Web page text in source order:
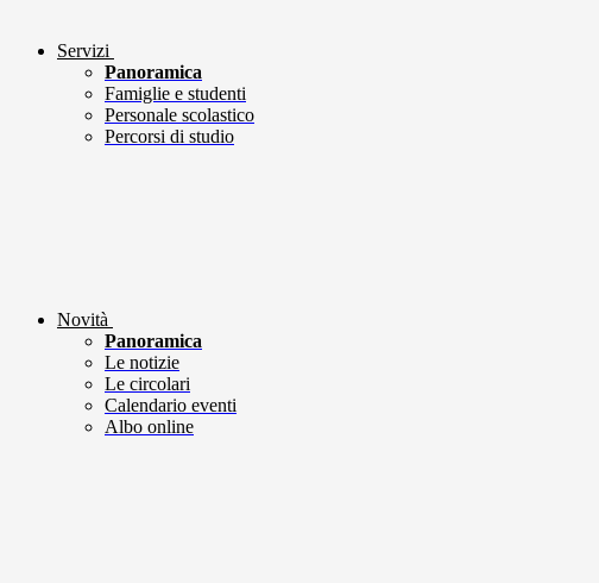
Servizi
Panoramica
Famiglie e studenti
Personale scolastico
Percorsi di studio
Novità
Panoramica
Le notizie
Le circolari
Calendario eventi
Albo online